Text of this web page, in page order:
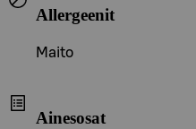
Allergeenit
Maito
Ainesosat